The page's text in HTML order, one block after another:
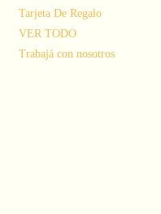
Tarjeta De Regalo
VER TODO
Trabajá con nosotros